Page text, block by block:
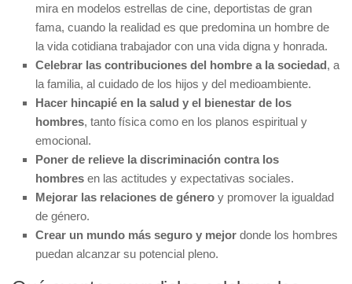
mira en modelos estrellas de cine, deportistas de gran
fama, cuando la realidad es que predomina un hombre de
la vida cotidiana trabajador con una vida digna y honrada.
Celebrar las contribuciones del hombre a la sociedad, a
la familia, al cuidado de los hijos y del medioambiente.
Hacer hincapié en la salud y el bienestar de los
hombres, tanto física como en los planos espiritual y
emocional.
Poner de relieve la discriminación contra los
hombres en las actitudes y expectativas sociales.
Mejorar las relaciones de género y promover la igualdad
de género.
Crear un mundo más seguro y mejor donde los hombres
puedan alcanzar su potencial pleno.